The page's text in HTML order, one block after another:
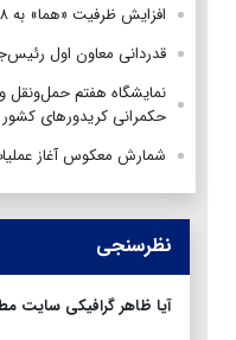
افزایش ظرفیت «هما» به ۳۸ هزار صندلی در اربعین ۱۴۰۵
قدردانی معاون اول
نمایشگاه هفتم حمل‌ونقل
حکمرانی کریدورهای کشور
شمارش معکوس آغاز
نظرسنجی
آیا ظاهر گرافیکی سایت